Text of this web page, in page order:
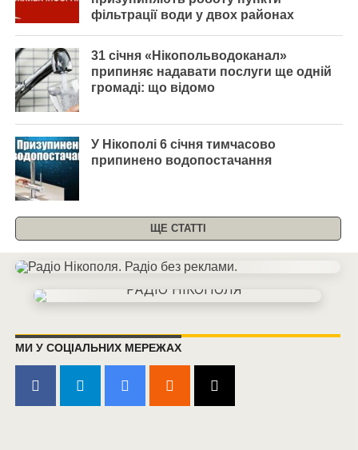
фільтрації води у двох районах
31 січня «Нікопольводоканал»
припиняє надавати послуги ще одній
громаді: що відомо
У Нікополі 6 січня тимчасово
припинено водопостачання
ЩЕ СТАТТІ
МИ У СОЦІАЛЬНИХ МЕРЕЖАХ